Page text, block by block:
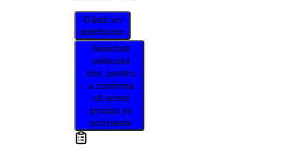
Găsiți un
distribuitor
Selectați
vehiculul
dvs. pentru
a confirma
că acest
produs se
potrivește